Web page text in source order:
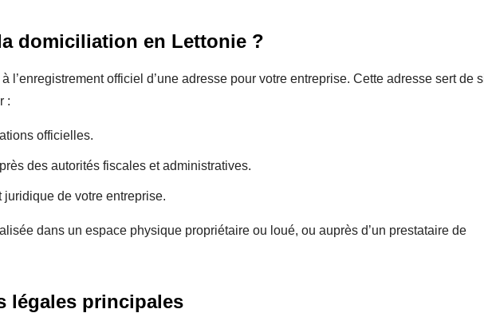
domiciliation en Lettonie ?
l’enregistrement officiel d’une adresse pour votre entreprise. Cette adresse sert de
:
officielles.
des autorités fiscales et administratives.
juridique de votre entreprise.
dans un espace physique propriétaire ou loué, ou auprès d’un prestataire de
légales principales